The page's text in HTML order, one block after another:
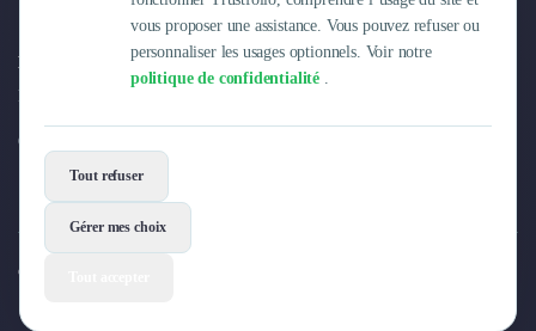
vous proposer une assistance. Vous pouvez refuser ou
personnaliser les usages optionnels. Voir notre
politique de confidentialité .
Tout refuser
Gérer mes choix
Entreprise
Pourquoi Trustfolio ?
Offres d'emploi
© 2026 Trustfolio. Tous droits réservés.